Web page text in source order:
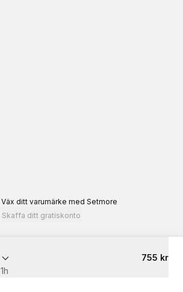
Väx ditt varumärke med Setmore
Skaffa ditt gratiskonto
755 kr
1h